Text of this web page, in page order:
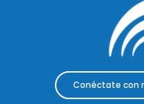
Conéctate con